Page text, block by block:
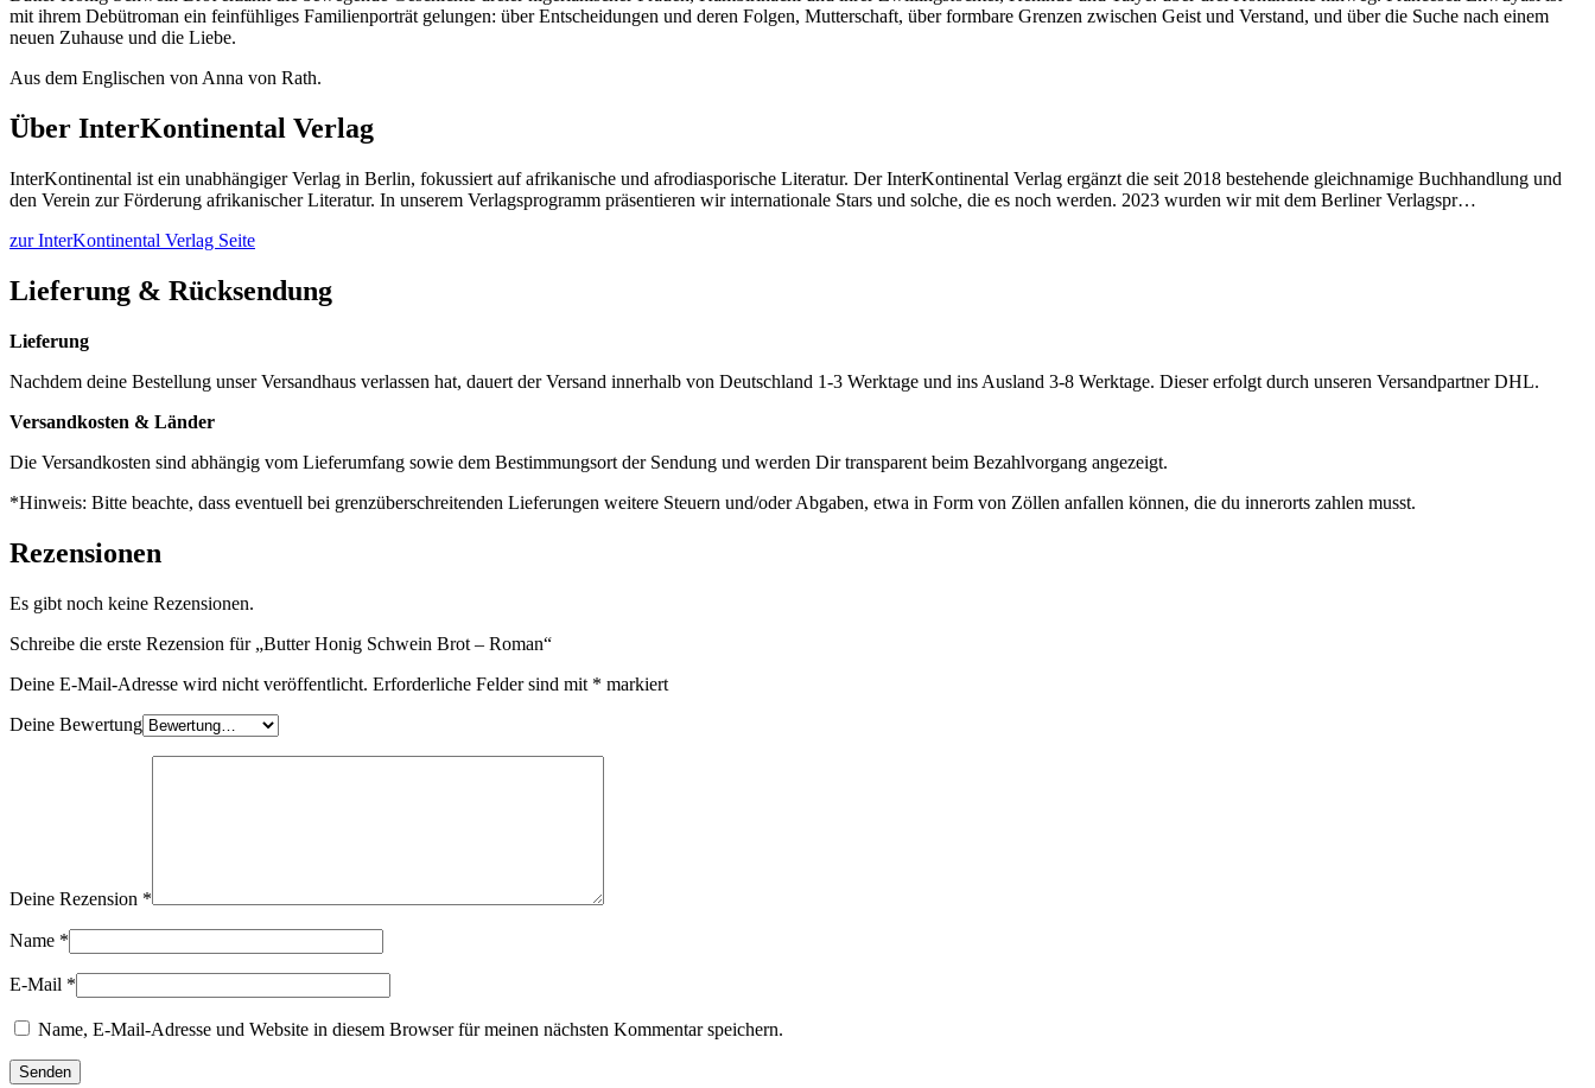
mit ihrem Debütroman ein feinfühliges Familienporträt gelungen: über Entscheidungen und deren Folgen, Mutterschaft, über formbare Grenzen zwischen Geist und Verstand, und über die Suche nach einem
neuen Zuhause und die Liebe.
Aus dem Englischen von Anna von Rath.
Über InterKontinental Verlag
InterKontinental ist ein unabhängiger Verlag in Berlin, fokussiert auf afrikanische und afrodiasporische Literatur. Der InterKontinental Verlag ergänzt die seit 2018 bestehende gleichnamige Buchhandlung und
den Verein zur Förderung afrikanischer Literatur. In unserem Verlagsprogramm präsentieren wir internationale Stars und solche, die es noch werden. 2023 wurden wir mit dem Berliner Verlagspr…
zur InterKontinental Verlag Seite
Lieferung & Rücksendung
Lieferung
Nachdem deine Bestellung unser Versandhaus verlassen hat, dauert der Versand innerhalb von Deutschland 1-3 Werktage und ins Ausland 3-8 Werktage. Dieser erfolgt durch unseren Versandpartner DHL.
Versandkosten & Länder
Die Versandkosten sind abhängig vom Lieferumfang sowie dem Bestimmungsort der Sendung und werden Dir transparent beim Bezahlvorgang angezeigt.
*Hinweis: Bitte beachte, dass eventuell bei grenzüberschreitenden Lieferungen weitere Steuern und/oder Abgaben, etwa in Form von Zöllen anfallen können, die du innerorts zahlen musst.
Rezensionen
Es gibt noch keine Rezensionen.
Schreibe die erste Rezension für „Butter Honig Schwein Brot – Roman“
Deine E-Mail-Adresse wird nicht veröffentlicht. Erforderliche Felder sind mit * markiert
Deine Bewertung
Deine Rezension *
Name *
E-Mail *
Name, E-Mail-Adresse und Website in diesem Browser für meinen nächsten Kommentar speichern.